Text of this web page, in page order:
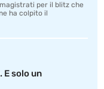
per il blitz che
ha colpito il
E solo un